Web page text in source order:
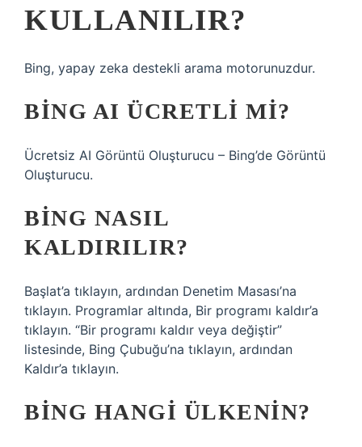
KULLANILIR?
Bing, yapay zeka destekli arama motorunuzdur.
BING AI ÜCRETLI MI?
Ücretsiz AI Görüntü Oluşturucu – Bing’de Görüntü
Oluşturucu.
BING NASIL
KALDIRILIR?
Başlat’a tıklayın, ardından Denetim Masası’na
tıklayın. Programlar altında, Bir programı kaldır’a
tıklayın. “Bir programı kaldır veya değiştir”
listesinde, Bing Çubuğu’na tıklayın, ardından
Kaldır’a tıklayın.
BING HANGI ÜLKENIN?